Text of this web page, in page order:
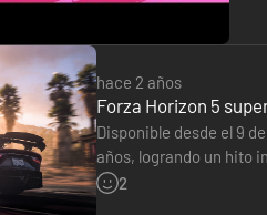
hace 2 años
Forza Horizon 5
Disponible desde el 9
años, logrando un hito
virtuales de México
2